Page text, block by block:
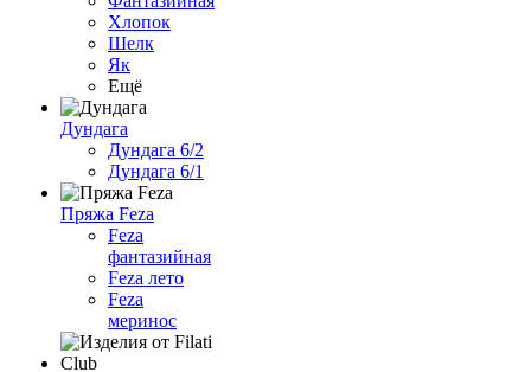
Хлопок
Шелк
Як
Ещё
Дундага
Дундага 6/2
Дундага 6/1
Пряжа Feza
Feza
фантазийная
Feza лето
Feza
меринос